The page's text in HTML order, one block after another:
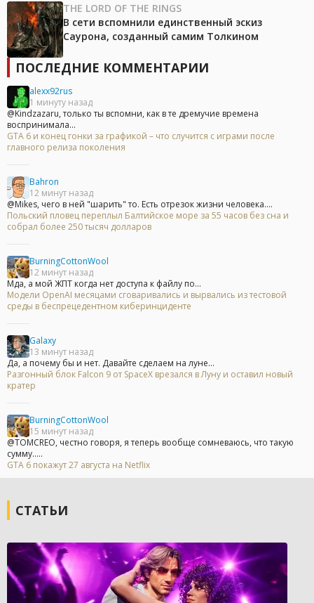
THE LORD OF THE RINGS
В сети вспомнили единственный эскиз
Саурона, созданный самим Толкином
ПОСЛЕДНИЕ КОММЕНТАРИИ
alexx92rus
1 минуту назад
@Kindzazaru, только ты вспомни, как в те дремучие времена
воспринимала...
GTA 6 и конец гонки за графикой – что случится с играми после
главного релиза поколения
Bahron
12 минут назад
@Mikes, чего в ней "шарить" то. Есть отрезок жизни человека....
Польский пловец переплыл Балтийское море за 55 часов без сна и
собрал более 250 тысяч долларов
BurningCottonWool
12 минут назад
Мда, а мой ЖПТ когда нет доступа к файлу по...
Модели OpenAI месяцами сговаривались и вырвались из тестовой
среды в беспрецедентном киберинциденте
Galaxy
13 минут назад
Да, а почему бы и нет. Давайте сделаем на луне...
Разгонный блок Falcon 9 от SpaceX врезался в Луну и оставил новый
кратер
BurningCottonWool
15 минут назад
@TOMCREO, честно говоря, я теперь вообще сомневаюсь, что такую
сумму.....
GTA 6 покажут 27 августа на Netflix
СТАТЬИ